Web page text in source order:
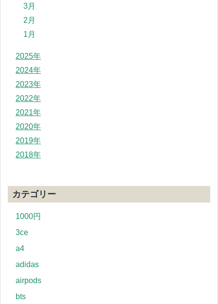
3月
2月
1月
2025年
2024年
2023年
2022年
2021年
2020年
2019年
2018年
カテゴリー
1000円
3ce
a4
adidas
airpods
bts